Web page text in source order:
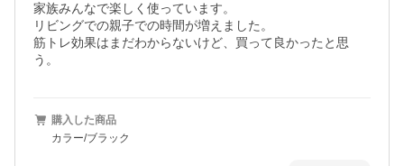
家族みんなで楽しく使っています。
リビングでの親子での時間が増えました。
筋トレ効果はまだわからないけど、買って良かったと思
う。
購入した商品
カラー/ブラック